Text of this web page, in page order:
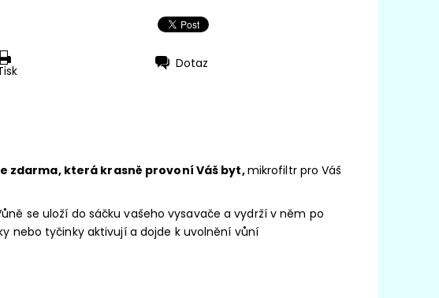
Dotaz
zdarma, která krasně provoní Váš byt,mikrofiltr pro Váš
se uloží do sáčku vašeho vysavače a vydrží v něm po
nebo tyčinky aktivují a dojde k uvolnění vůní